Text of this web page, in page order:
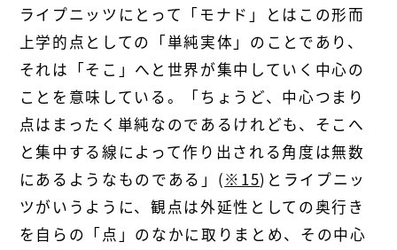
ライプニッツにとって「モナド」とはこの形而
上学的点としての「単純実体」のことであり、
それは「そこ」へと世界が集中していく中心の
ことを意味している。「ちょうど、中心つまり
点はまったく単純なのであるけれども、そこへ
と集中する線によって作り出される角度は無数
にあるようなものである」(※15)とライプニッ
ツがいうように、観点は外延性としての奥行き
を自らの「点」のなかに取りまとめ、その中心